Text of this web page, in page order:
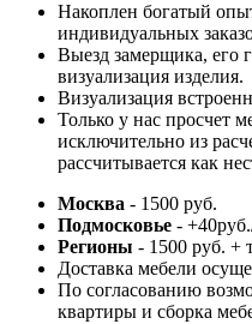
Накоплен богатый
индивидуальных
Выезд замерщика, его
визуализация изделия.
Визуализация
Только у нас просчет
исключительно из
рассчитывается как
Москва - 1500 руб.
Подмосковье -
Регионы - 1500 руб. +
Доставка мебели
По согласованию
квартиры и сборка